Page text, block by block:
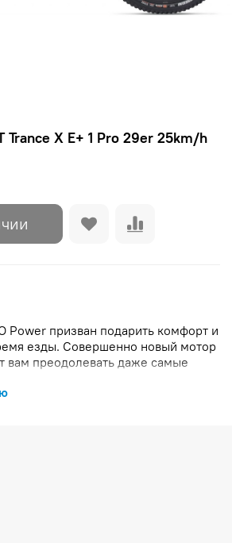
Trance X E+ 1 Pro 29er 25km/h
Power призван подарить комфорт и
езды. Совершенно новый мотор
вам преодолевать даже самые